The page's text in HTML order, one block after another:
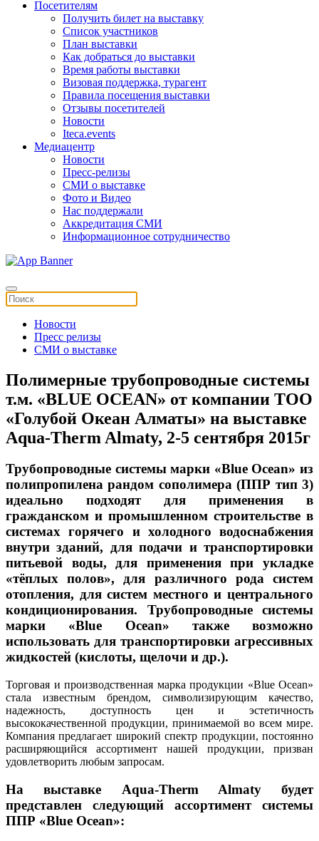
Посетителям
Получить билет на выставку
Список участников
План выставки
Как добраться до выставки
Время работы выставки
Визовая поддержка, турагент
Правила посещения выставки
Отзывы посетителей
Новости
Iteca.events
Медиацентр
Новости
Пресс-релизы
СМИ о выставке
Фото и Видео
Нас поддержали
Аккредитация СМИ
Информационное сотрудничество
Новости
Пресс релизы
СМИ о выставке
Полимерные трубопроводные системы
т.м. «BLUE OCEAN» от компании ТОО
«Голубой Океан Алматы» на выставке
Aqua-Therm Almaty, 2-5 сентября 2015г
Трубопроводные системы марки «Blue Ocean» из
полипропилена рандом сополимера (ППР тип 3)
идеально подходят для применения в
гражданском и промышленном строительстве в
системах горячего и холодного водоснабжения
внутри зданий, для подачи и транспортировки
питьевой воды, для применения при укладке
«тёплых полов», для различного рода систем
отопления, для систем местного и центрального
кондиционирования. Трубопроводные системы
марки «Blue Ocean» также возможно
использовать для транспортировки агрессивных
жидкостей (кислоты, щелочи и др.).
Торговая и производственная марка продукции «Blue Ocean»
стала известным брендом, символизирующим качество,
надежность, доступность цен и эстетичность
высококачественной продукции, принимаемой во всем мире.
Компания предлагает широкий спектр продукции, постоянно
расширяющийся ассортимент нашей продукции, призван
удовлетворить любым запросам.
На выставке Aqua-Therm Almaty будет
представлен следующий ассортимент системы
ППР «Blue Ocean»: